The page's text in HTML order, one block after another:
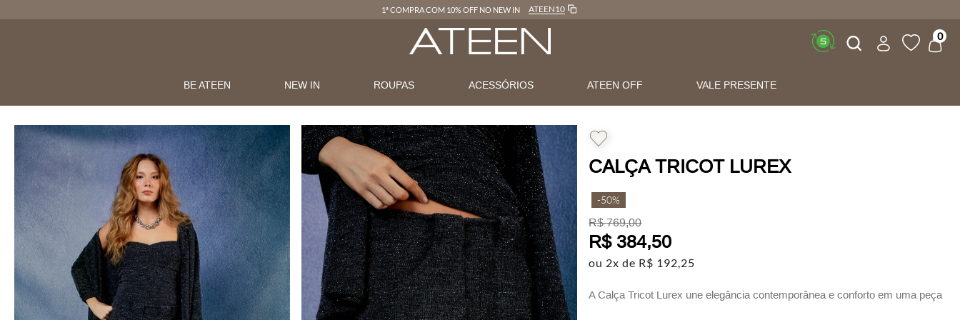
1ª COMPRA COM 10% OFF NO NEW IN ATEEN10
Buscar 0
BE ATEEN NEW IN ROUPAS ACESSÓRIOS ATEEN OFF VALE PRESENTE
CALÇA TRICOT LUREX
-50%
R$ 769,00
R$ 384,50
ou 2x de R$ 192,25
A Calça Tricot Lurex une elegância contemporânea e conforto em uma peça